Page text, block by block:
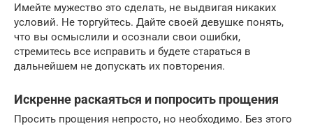
Имейте мужество это сделать, не выдвигая никаких
условий. Не торгуйтесь. Дайте своей девушке понять,
что вы осмыслили и осознали свои ошибки,
стремитесь все исправить и будете стараться в
дальнейшем не допускать их повторения.
Искренне раскаяться и попросить прощения
Просить прощения непросто, но необходимо. Без этого